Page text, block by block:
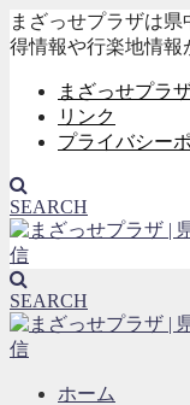
まざっせプラザは
得情報や行楽地情報
まざっせプラ
リンク
プライバシー
SEARCH
SEARCH
ホーム